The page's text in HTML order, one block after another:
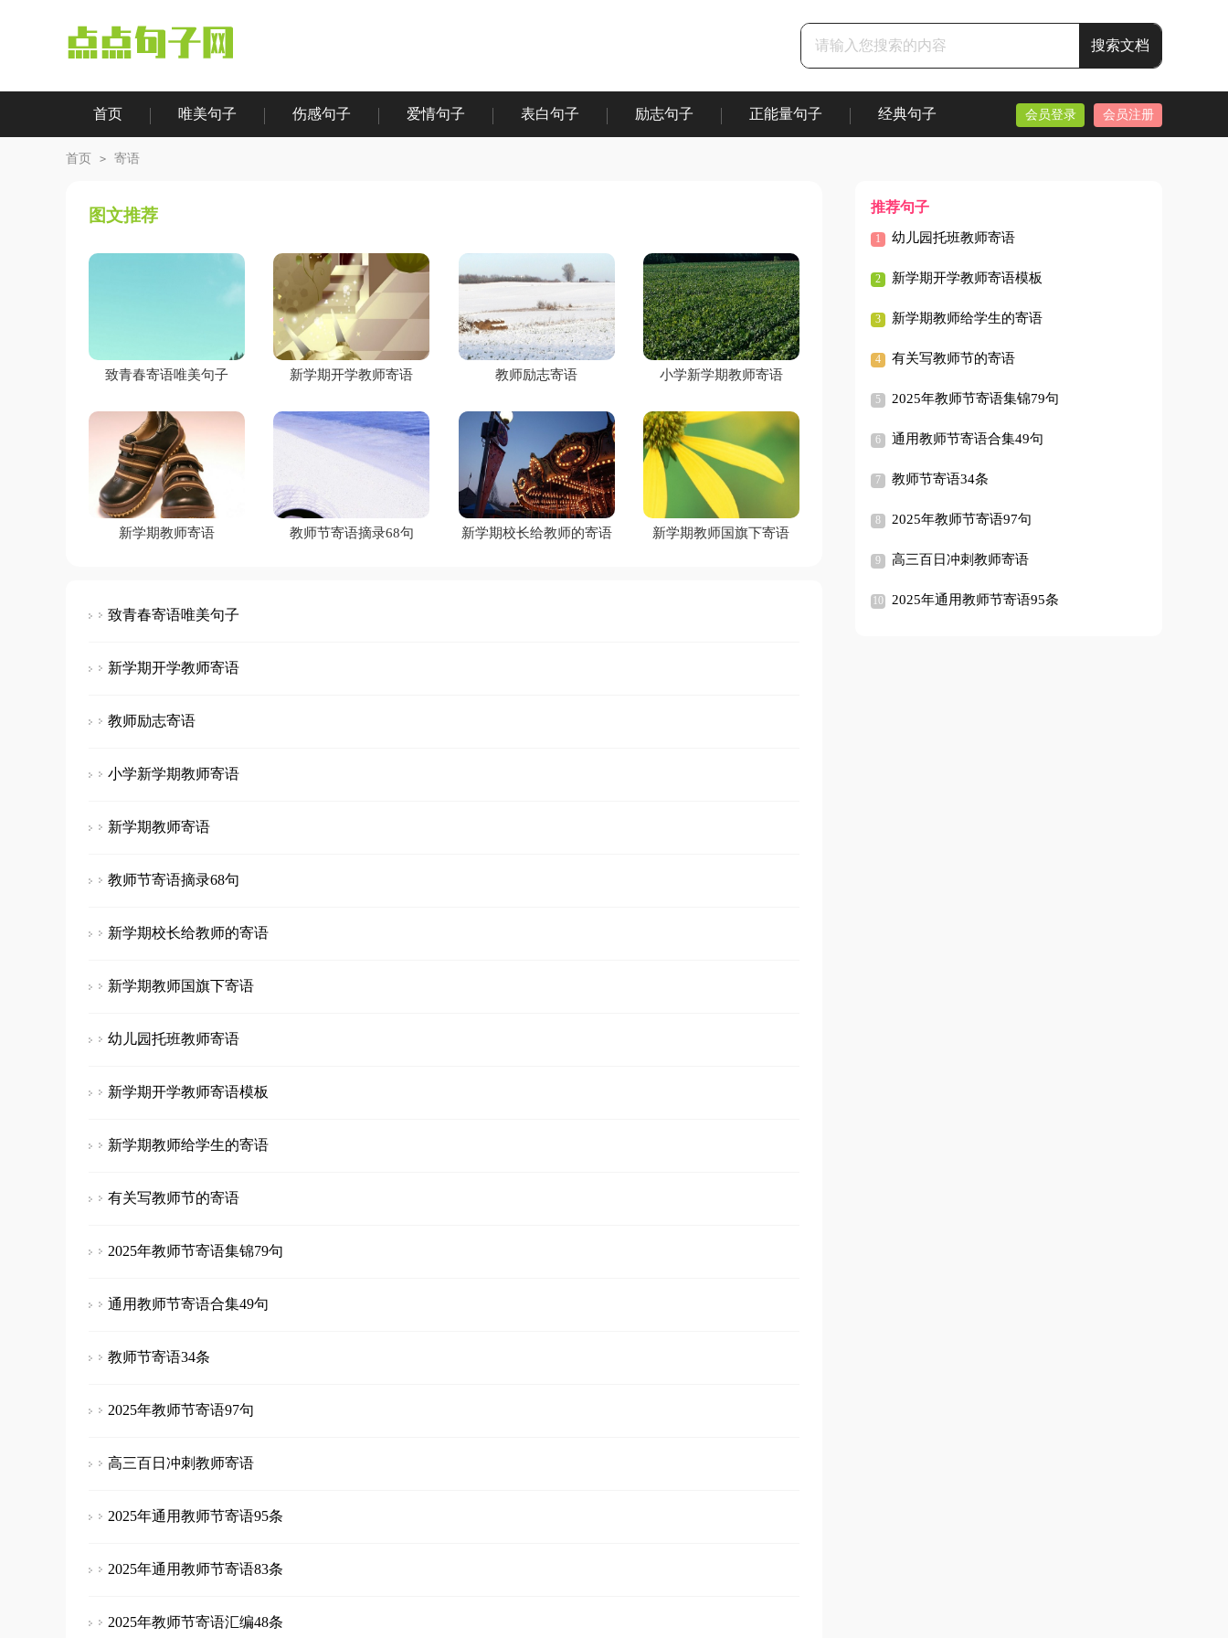
首页 唯美句子 伤感句子 爱情句子 表白句子 励志句子 正能量句子 经典句子 会员登录 会员注册
首页 > 寄语
图文推荐
致青春寄语唯美句子 新学期开学教师寄语 教师励志寄语 小学新学期教师寄语
新学期教师寄语 教师节寄语摘录68句 新学期校长给教师的寄语 新学期教师国旗下寄语
致青春寄语唯美句子
新学期开学教师寄语
教师励志寄语
小学新学期教师寄语
新学期教师寄语
教师节寄语摘录68句
新学期校长给教师的寄语
新学期教师国旗下寄语
幼儿园托班教师寄语
新学期开学教师寄语模板
新学期教师给学生的寄语
有关写教师节的寄语
2025年教师节寄语集锦79句
通用教师节寄语合集49句
教师节寄语34条
2025年教师节寄语97句
高三百日冲刺教师寄语
2025年通用教师节寄语95条
2025年通用教师节寄语83条
2025年教师节寄语汇编48条
推荐句子
幼儿园托班教师寄语
新学期开学教师寄语模板
新学期教师给学生的寄语
有关写教师节的寄语
2025年教师节寄语集锦79句
通用教师节寄语合集49句
教师节寄语34条
2025年教师节寄语97句
高三百日冲刺教师寄语
2025年通用教师节寄语95条